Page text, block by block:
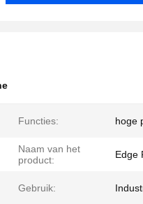
Functies: hoge
Naam van het
product:
Edge
Gebruik: